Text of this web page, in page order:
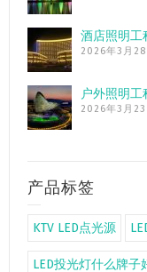
酒店照明工
2026年3月28
户外照明
2026年3月23
产品标签
KTV LED点光源
LED投光灯什么牌子